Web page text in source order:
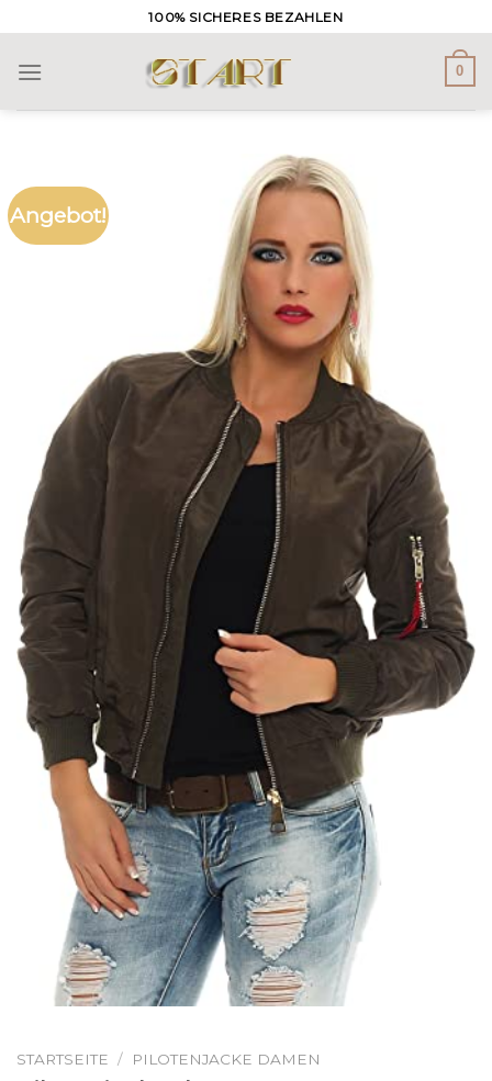
to
content
100% SICHERES BEZAHLEN
0
Angebot!
STARTSEITE / PILOTENJACKE DAMEN